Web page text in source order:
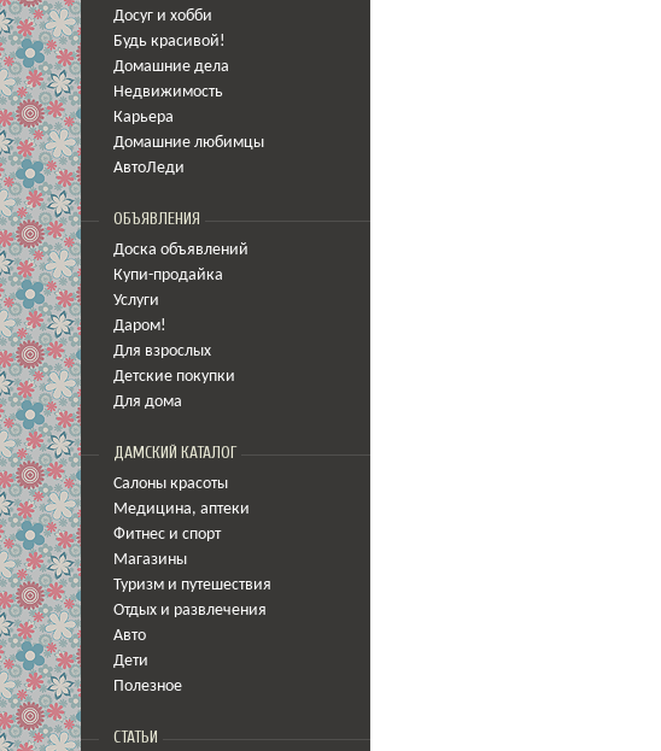
Досуг и хобби
Будь красивой!
Домашние дела
Недвижимость
Карьера
Домашние любимцы
АвтоЛеди
ОБЪЯВЛЕНИЯ
Доска объявлений
Купи-продайка
Услуги
Даром!
Для взрослых
Детские покупки
Для дома
ДАМСКИЙ КАТАЛОГ
Салоны красоты
Медицина, аптеки
Фитнес и спорт
Магазины
Туризм и путешествия
Отдых и развлечения
Авто
Дети
Полезное
СТАТЬИ